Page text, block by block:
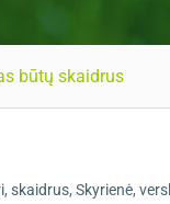
būtų skaidrus
, skaidrus, Skyrienė,